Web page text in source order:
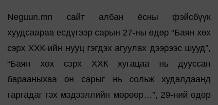
Neguun.mn сайт албан ёсны фэйсбүүк
хуудсаараа есдүгээр сарын 27-ны өдөр “Баян хөх
сэрх ХХК-ийн нууц гэгдэх агуулах дээрээс шууд”,
“Баян хөх сэрх ХХК хугацаа нь дууссан
барааныхаа он сарыг нь сольж худалдаанд
гаргадаг гэх мэдээллийн мөрөөр…”, 29-ний өдөр